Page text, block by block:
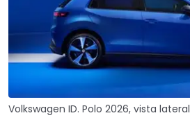
Volkswagen ID. Polo 2026, vista lateral